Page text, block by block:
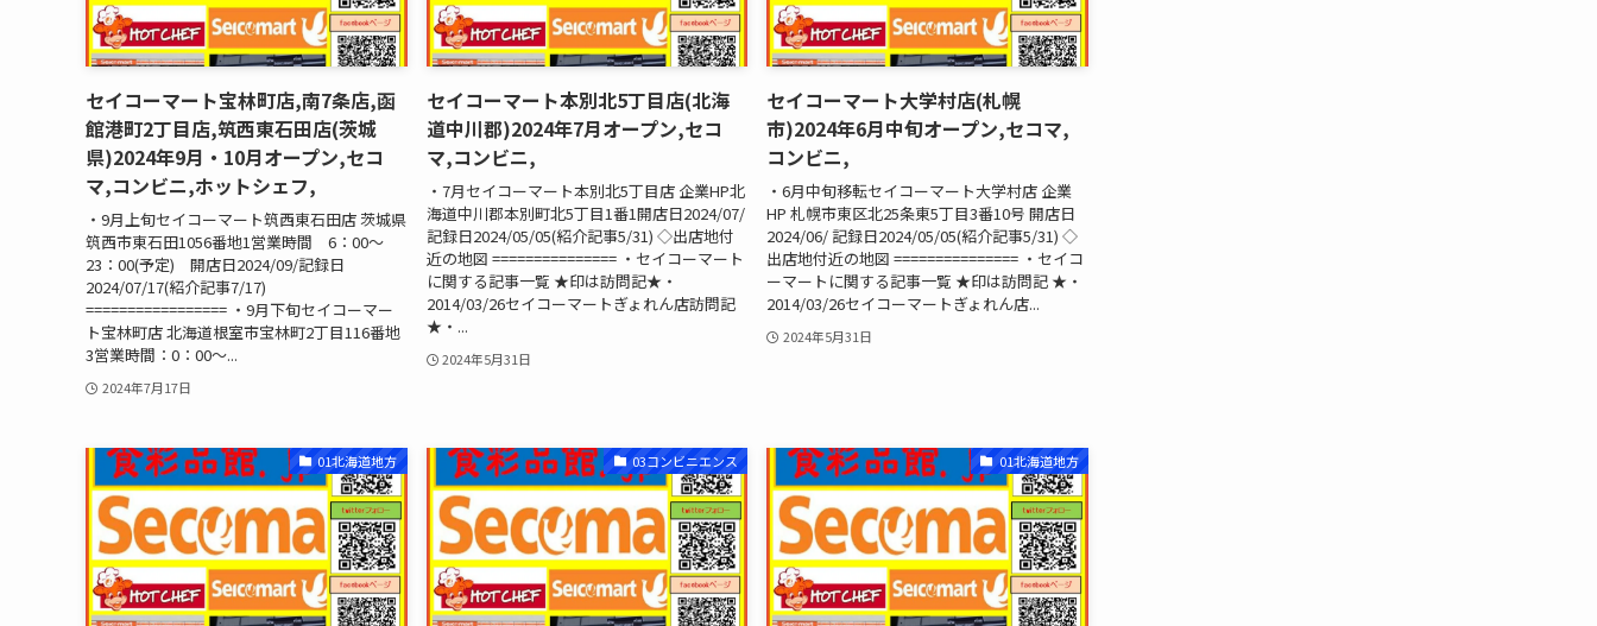
セイコーマート宝林町店,南7条店,函
館港町2丁目店,筑西東石田店(茨城
県)2024年9月・10月オープン,セコ
マ,コンビニ,ホットシェフ,
・9月上旬セイコーマート筑西東石田店 茨城県
筑西市東石田1056番地1営業時間 6：00～
23：00(予定) 開店日2024/09/記録日
2024/07/17(紹介記事7/17)
================= ・9月下旬セイコーマー
ト宝林町店 北海道根室市宝林町2丁目116番地
3営業時間：0：00～...
2024年7月17日
セイコーマート本別北5丁目店(北海
道中川郡)2024年7月オープン,セコ
マ,コンビニ,
・7月セイコーマート本別北5丁目店 企業HP北
海道中川郡本別町北5丁目1番1開店日2024/07/
記録日2024/05/05(紹介記事5/31) ◇出店地付
近の地図 =============== ・セイコーマート
に関する記事一覧 ★印は訪問記★・
2014/03/26セイコーマートぎょれん店訪問記
★・...
2024年5月31日
セイコーマート大学村店(札幌
市)2024年6月中旬オープン,セコマ,
コンビニ,
・6月中旬移転セイコーマート大学村店 企業
HP 札幌市東区北25条東5丁目3番10号 開店日
2024/06/ 記録日2024/05/05(紹介記事5/31) ◇
出店地付近の地図 =============== ・セイコ
ーマートに関する記事一覧 ★印は訪問記 ★・
2014/03/26セイコーマートぎょれん店...
2024年5月31日
01北海道地方 03コンビニエンス 01北海道地方